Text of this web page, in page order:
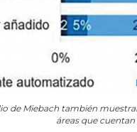
de Miebach también
áreas que